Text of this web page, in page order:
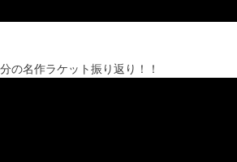
の名作ラケット振り返り！！